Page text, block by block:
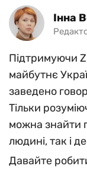
Інна
Підтримуючи
майбутнє
заведено
Тільки
можна знайти
людині, так і
Давайте